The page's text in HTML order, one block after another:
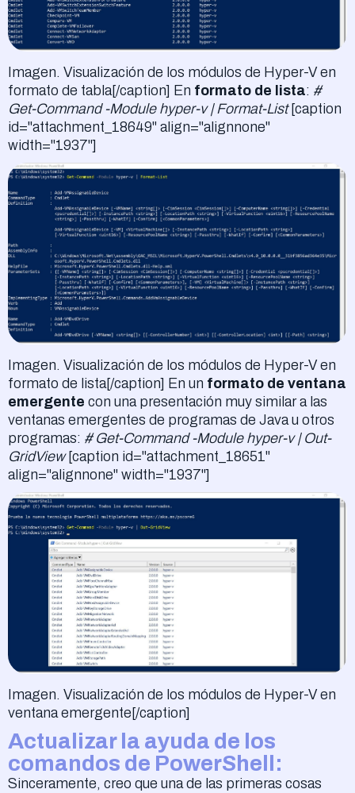
Imagen. Visualización de los módulos de Hyper-V en
formato de tabla[/caption] En formato de lista: #
Get-Command -Module hyper-v | Format-List[caption
id="attachment_18649" align="alignnone"
width="1937"]
Imagen. Visualización de los módulos de Hyper-V en
formato de lista[/caption] En un formato de ventana
emergente con una presentación muy similar a las
ventanas emergentes de programas de Java u otros
programas: # Get-Command -Module hyper-v | Out-
GridView[caption id="attachment_18651"
align="alignnone" width="1937"]
Imagen. Visualización de los módulos de Hyper-V en
ventana emergente[/caption]
Actualizar la ayuda de los
comandos de PowerShell:
Sinceramente, creo que una de las primeras cosas